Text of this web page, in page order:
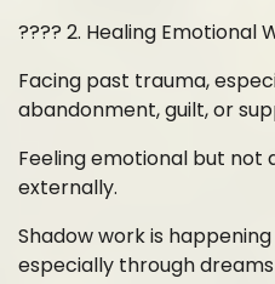
???? 2. Healing Emotional
Facing past trauma,
abandonment, guilt, or
Feeling emotional but not
externally.
Shadow work is
especially through